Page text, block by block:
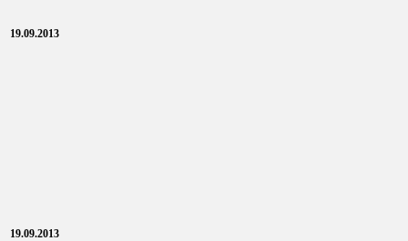
19.09.2013
19.09.2013